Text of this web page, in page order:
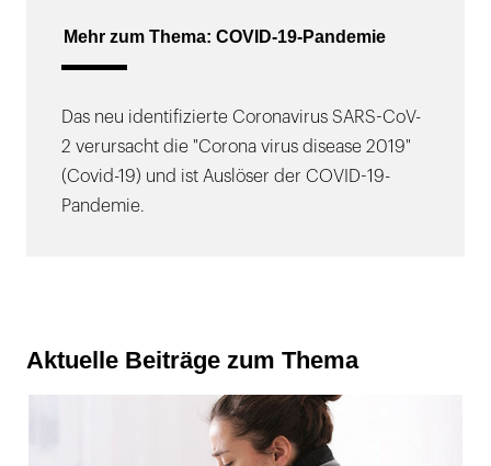
Mehr zum Thema: COVID-19-Pandemie
Das neu identifizierte Coronavirus SARS-CoV-
2 verursacht die "Corona virus disease 2019"
(Covid-19) und ist Auslöser der COVID-19-
Pandemie.
Aktuelle Beiträge zum Thema